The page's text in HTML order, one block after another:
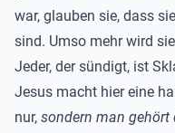
war, glauben sie, dass
sind. Umso mehr wird
Jeder, der sündigt, ist
Jesus macht hier eine
nur, sondern man gehört